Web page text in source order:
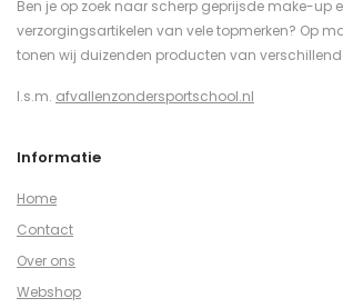
Ben je op zoek naar scherp geprijsde make-up
verzorgingsartikelen van vele topmerken? Op
tonen wij duizenden producten van
I.s.m. afvallenzondersportschool.nl
Informatie
Home
Contact
Over ons
Webshop